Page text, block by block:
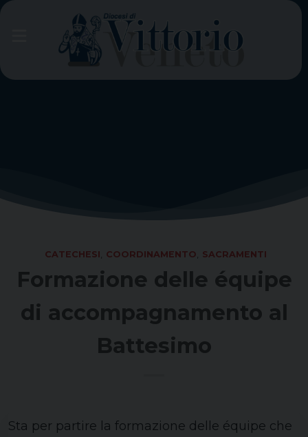
Skip
CATECHESI COORDINAMENTO SACRAMENTI
Formazione delle équipe
di accompagnamento al
Battesimo
Sta per partire la formazione delle équipe che